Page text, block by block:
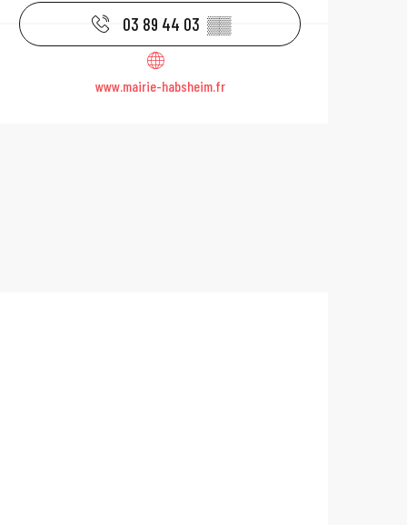
03 89 44 03 ▒▒
www.mairie-habsheim.fr